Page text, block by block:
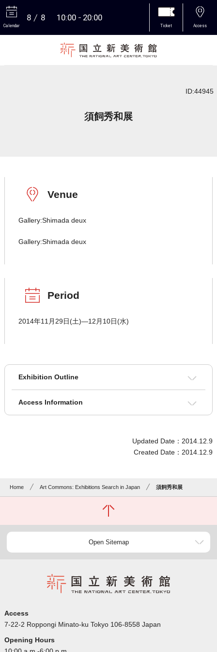
Calendar
8 8 10:00 20:00
Ticket Access
ID:44945
須飼秀和展
Venue
Gallery:Shimada deux
Gallery:Shimada deux
Period
2014年11月29日(土)―12月10日(水)
Exhibition Outline
Access Information
Updated Date：2014.12.9
Created Date：2014.12.9
Home Art Commons: Exhibitions Search in Japan 須飼秀和展
Open Sitemap
Access
7-22-2 Roppongi Minato-ku Tokyo 106-8558 Japan
Opening Hours